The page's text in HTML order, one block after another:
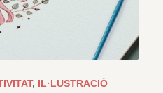
, IL·LUSTRACIÓ